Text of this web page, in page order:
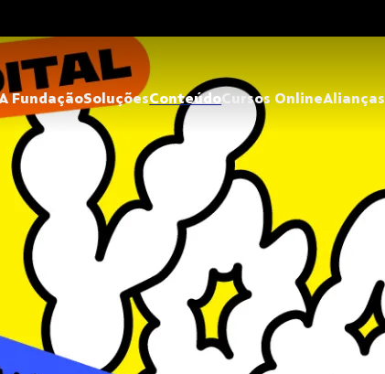
FundaçãoSoluçõesConteúdoCursos OnlineAlianças